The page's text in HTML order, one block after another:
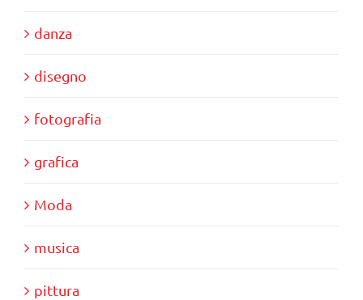
danza
disegno
fotografia
grafica
Moda
musica
pittura